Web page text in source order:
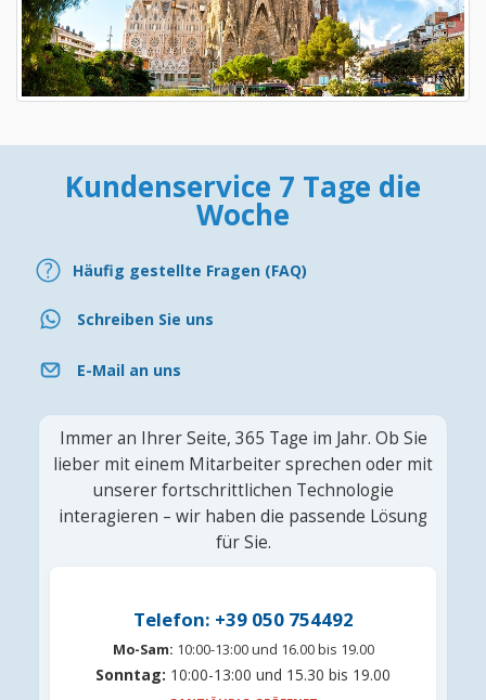
Kundenservice 7 Tage die
Woche
Häufig gestellte Fragen (FAQ)
Schreiben Sie uns
E-Mail an uns
Immer an Ihrer Seite, 365 Tage im Jahr. Ob Sie
lieber mit einem Mitarbeiter sprechen oder mit
unserer fortschrittlichen Technologie
interagieren – wir haben die passende Lösung
für Sie.
Telefon: +39 050 754492
Mo-Sam: 10:00-13:00 und 16.00 bis 19.00
Sonntag: 10:00-13:00 und 15.30 bis 19.00